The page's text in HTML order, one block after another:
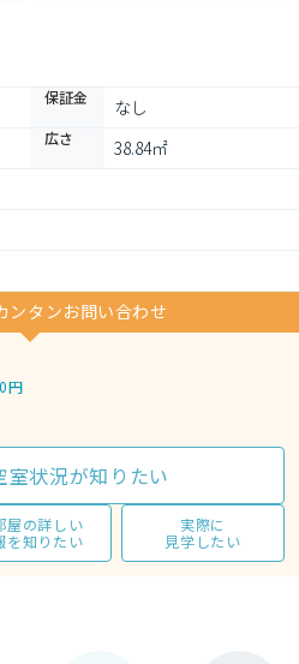
保証金 なし
広さ 38.84㎡
ンタンお問い合わせ
円
室状況が知りたい
屋の詳しい
を知りたい
実際に
見学したい